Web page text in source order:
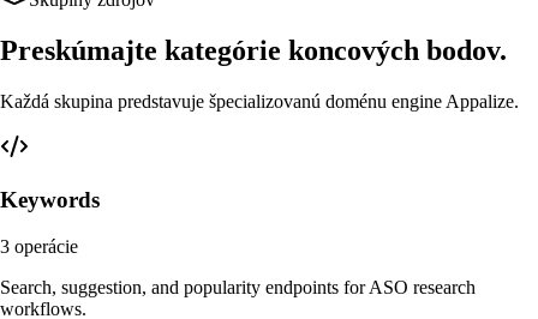
Preskúmajte kategórie koncových bodov.
Každá skupina predstavuje špecializovanú doménu engine Appalize.
Keywords
3 operácie
Search, suggestion, and popularity endpoints for ASO research
workflows.